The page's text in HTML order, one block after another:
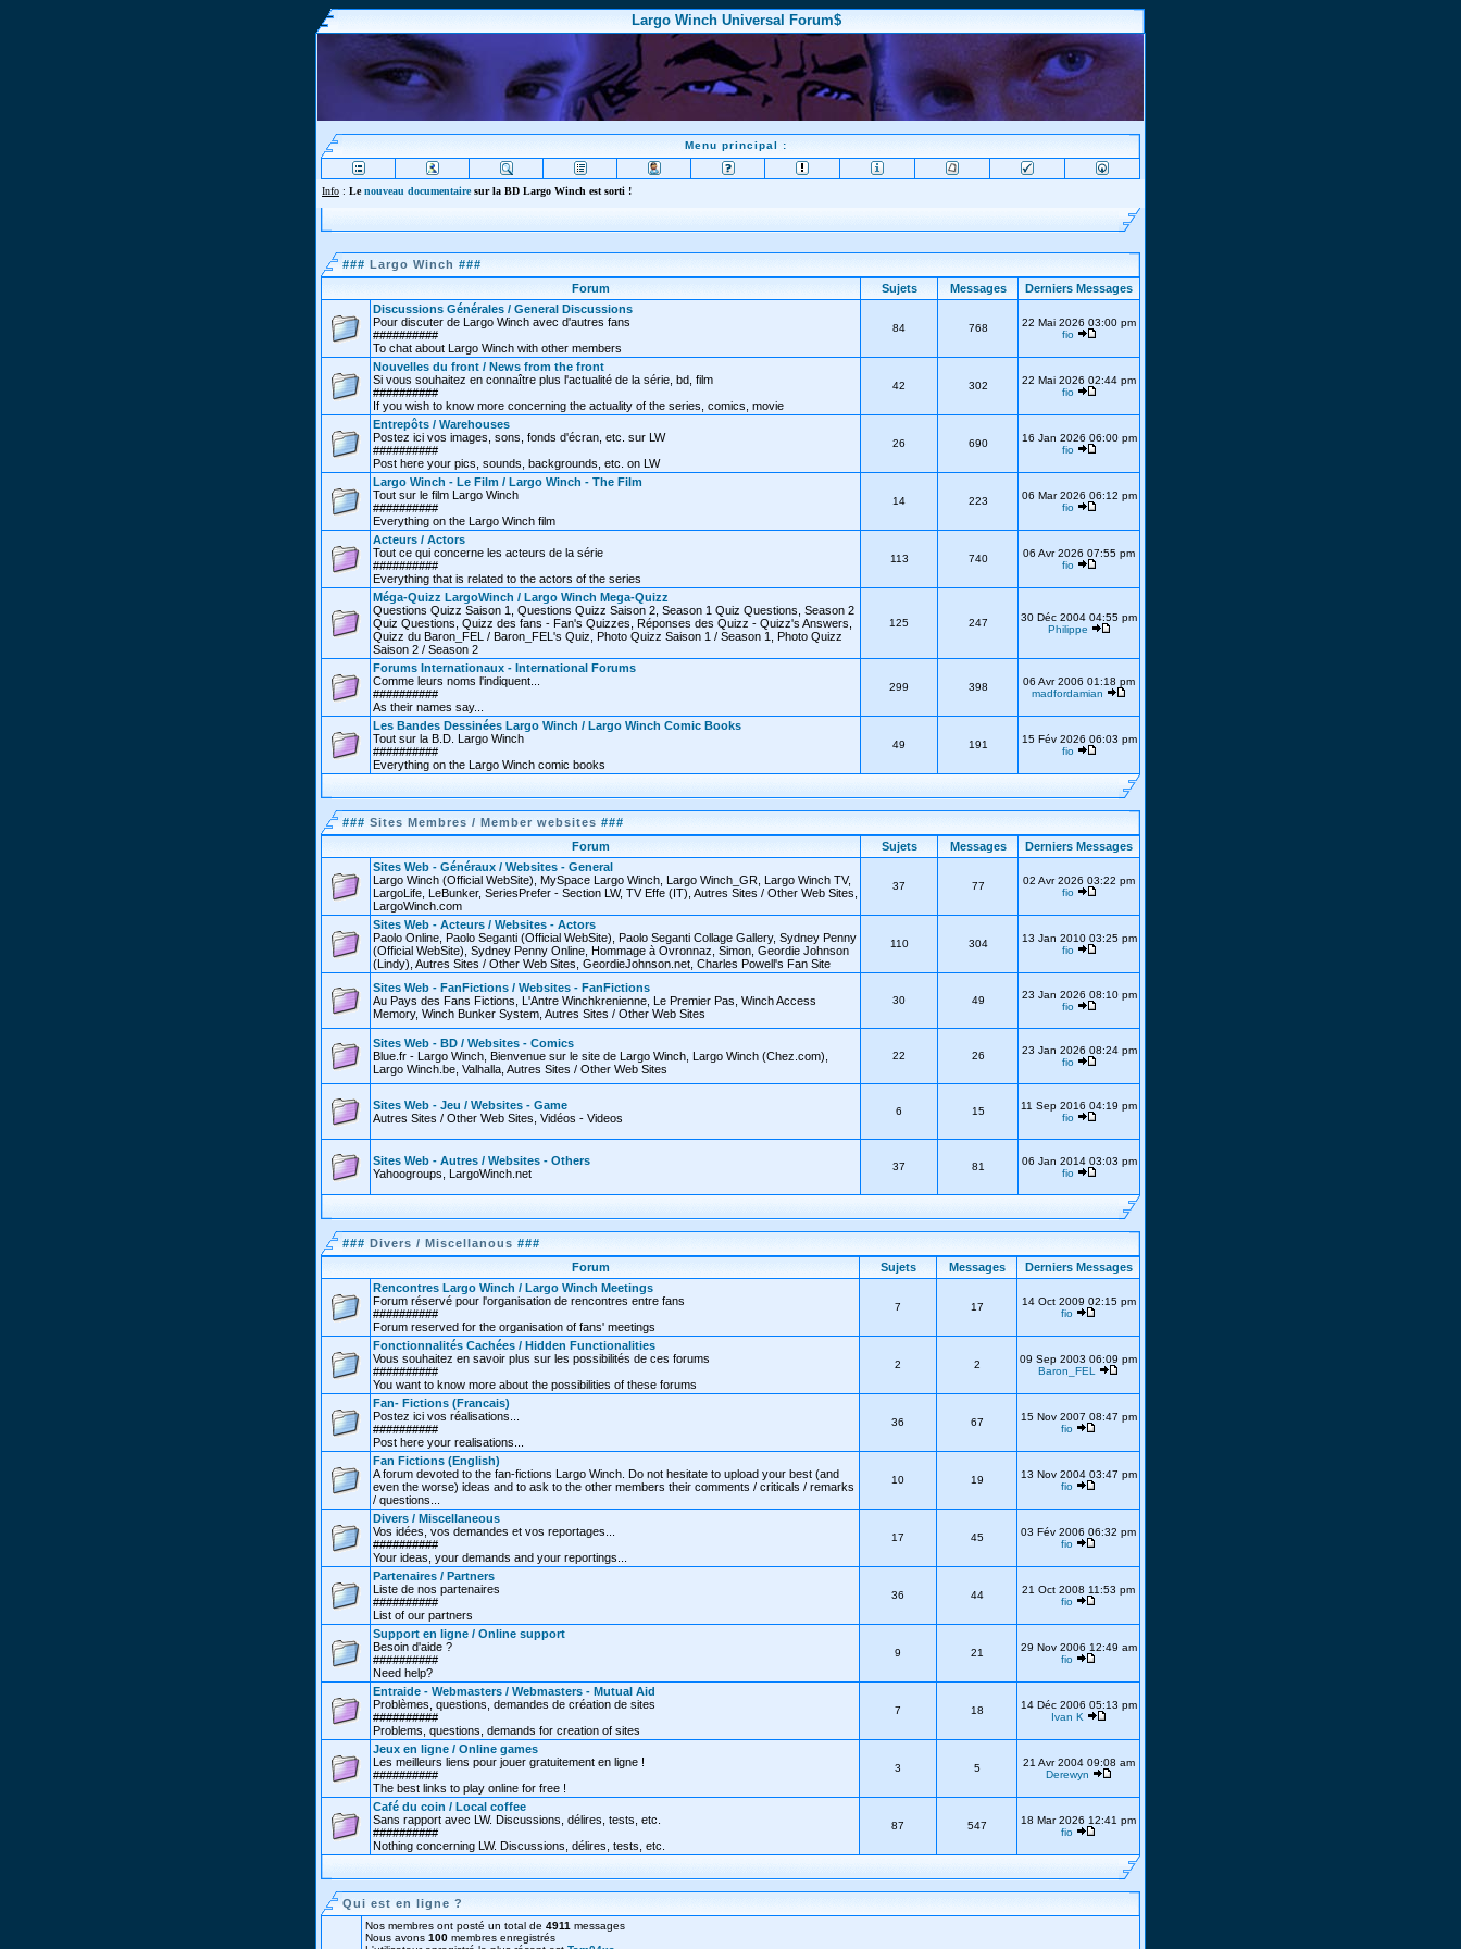
Largo Winch Universal Forum$
Menu principal :
Info : Lenouveau documentairesur la BD Largo Winch est sorti !
### Largo Winch ###
Forum
Sujets Messages
Derniers Messages
Discussions Générales / General Discussions
Pour discuter de Largo Winch avec d'autres fans
##########
To chat about Largo Winch with other members
84 768
22 Mai 2026 03:00 pm
fio
Nouvelles du front / News from the front
Si vous souhaitez en connaître plus l'actualité de la série, bd, film
##########
If you wish to know more concerning the actuality of the series, comics, movie
42 302
22 Mai 2026 02:44 pm
fio
Entrepôts / Warehouses
Postez ici vos images, sons, fonds d'écran, etc. sur LW
##########
Post here your pics, sounds, backgrounds, etc. on LW
26 690
16 Jan 2026 06:00 pm
fio
Largo Winch - Le Film / Largo Winch - The Film
Tout sur le film Largo Winch
##########
Everything on the Largo Winch film
14 223
06 Mar 2026 06:12 pm
fio
Acteurs / Actors
Tout ce qui concerne les acteurs de la série
##########
Everything that is related to the actors of the series
113 740
06 Avr 2026 07:55 pm
fio
Méga-Quizz LargoWinch / Largo Winch Mega-Quizz
Questions Quizz Saison 1, Questions Quizz Saison 2, Season 1 Quiz Questions, Season 2
Quiz Questions, Quizz des fans - Fan's Quizzes, Réponses des Quizz - Quizz's Answers,
Quizz du Baron_FEL / Baron_FEL's Quiz, Photo Quizz Saison 1 / Season 1, Photo Quizz
Saison 2 / Season 2
125 247
30 Déc 2004 04:55 pm
Philippe
Forums Internationaux - International Forums
Comme leurs noms l'indiquent...
##########
As their names say...
299 398
06 Avr 2006 01:18 pm
madfordamian
Les Bandes Dessinées Largo Winch / Largo Winch Comic Books
Tout sur la B.D. Largo Winch
##########
Everything on the Largo Winch comic books
49 191
15 Fév 2026 06:03 pm
fio
### Sites Membres / Member websites ###
Forum
Sujets Messages
Derniers Messages
Sites Web - Généraux / Websites - General
Largo Winch (Official WebSite), MySpace Largo Winch, Largo Winch_GR, Largo Winch TV,
LargoLife, LeBunker, SeriesPrefer - Section LW, TV Effe (IT), Autres Sites / Other Web Sites,
LargoWinch.com
37 77
02 Avr 2026 03:22 pm
fio
Sites Web - Acteurs / Websites - Actors
Paolo Online, Paolo Seganti (Official WebSite), Paolo Seganti Collage Gallery, Sydney Penny
(Official WebSite), Sydney Penny Online, Hommage à Ovronnaz, Simon, Geordie Johnson
(Lindy), Autres Sites / Other Web Sites, GeordieJohnson.net, Charles Powell's Fan Site
110 304
13 Jan 2010 03:25 pm
fio
Sites Web - FanFictions / Websites - FanFictions
Au Pays des Fans Fictions, L'Antre Winchkrenienne, Le Premier Pas, Winch Access
Memory, Winch Bunker System, Autres Sites / Other Web Sites
30 49
23 Jan 2026 08:10 pm
fio
Sites Web - BD / Websites - Comics
Blue.fr - Largo Winch, Bienvenue sur le site de Largo Winch, Largo Winch (Chez.com),
Largo Winch.be, Valhalla, Autres Sites / Other Web Sites
22 26
23 Jan 2026 08:24 pm
fio
Sites Web - Jeu / Websites - Game
Autres Sites / Other Web Sites, Vidéos - Videos
6 15
11 Sep 2016 04:19 pm
fio
Sites Web - Autres / Websites - Others
Yahoogroups, LargoWinch.net
37 81
06 Jan 2014 03:03 pm
fio
### Divers / Miscellanous ###
Forum
Sujets Messages
Derniers Messages
Rencontres Largo Winch / Largo Winch Meetings
Forum réservé pour l'organisation de rencontres entre fans
##########
Forum reserved for the organisation of fans' meetings
7 17
14 Oct 2009 02:15 pm
fio
Fonctionnalités Cachées / Hidden Functionalities
Vous souhaitez en savoir plus sur les possibilités de ces forums
##########
You want to know more about the possibilities of these forums
2 2
09 Sep 2003 06:09 pm
Baron_FEL
Fan- Fictions (Francais)
Postez ici vos réalisations...
##########
Post here your realisations...
36 67
15 Nov 2007 08:47 pm
fio
Fan Fictions (English)
A forum devoted to the fan-fictions Largo Winch. Do not hesitate to upload your best (and
even the worse) ideas and to ask to the other members their comments / criticals / remarks
/ questions...
10 19
13 Nov 2004 03:47 pm
fio
Divers / Miscellaneous
Vos idées, vos demandes et vos reportages...
##########
Your ideas, your demands and your reportings...
17 45
03 Fév 2006 06:32 pm
fio
Partenaires / Partners
Liste de nos partenaires
##########
List of our partners
36 44
21 Oct 2008 11:53 pm
fio
Support en ligne / Online support
Besoin d'aide ?
##########
Need help?
9 21
29 Nov 2006 12:49 am
fio
Entraide - Webmasters / Webmasters - Mutual Aid
Problèmes, questions, demandes de création de sites
##########
Problems, questions, demands for creation of sites
7 18
14 Déc 2006 05:13 pm
Ivan K
Jeux en ligne / Online games
Les meilleurs liens pour jouer gratuitement en ligne !
##########
The best links to play online for free !
3 5
21 Avr 2004 09:08 am
Derewyn
Café du coin / Local coffee
Sans rapport avec LW. Discussions, délires, tests, etc.
##########
Nothing concerning LW. Discussions, délires, tests, etc.
87 547
18 Mar 2026 12:41 pm
fio
Qui est en ligne ?
Nos membres ont posté un total de 4911 messages
Nous avons 100 membres enregistrés